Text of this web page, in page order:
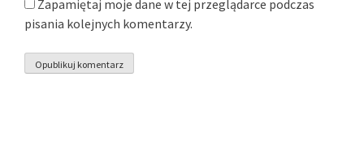
Zapamiętaj moje dane w tej przeglądarce podczas
pisania kolejnych komentarzy.